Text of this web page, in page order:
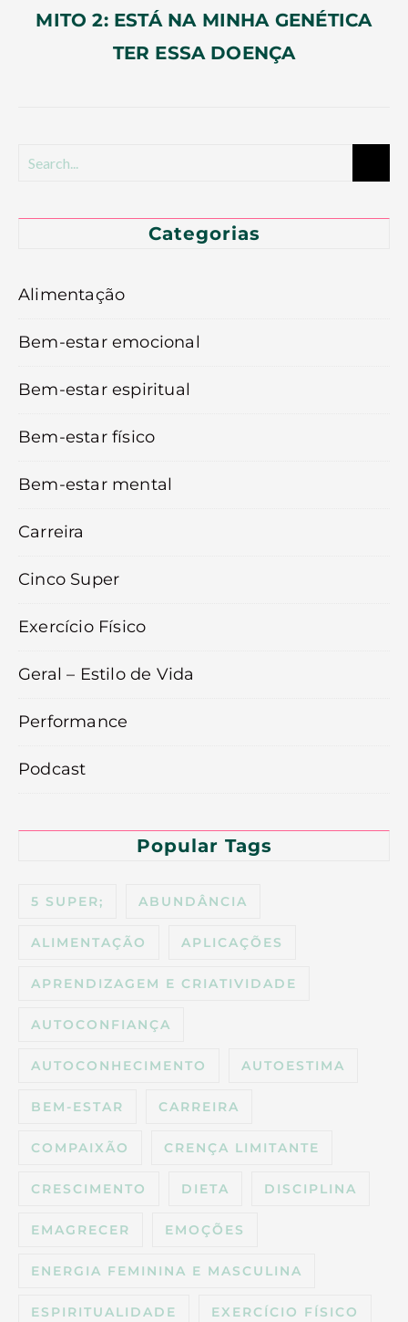
MITO 2: ESTÁ NA MINHA GENÉTICA
TER ESSA DOENÇA
Categorias
Alimentação
Bem-estar emocional
Bem-estar espiritual
Bem-estar físico
Bem-estar mental
Carreira
Cinco Super
Exercício Físico
Geral – Estilo de Vida
Performance
Podcast
Popular Tags
5 SUPER; ABUNDÂNCIA
ALIMENTAÇÃO APLICAÇÕES
APRENDIZAGEM E CRIATIVIDADE
AUTOCONFIANÇA
AUTOCONHECIMENTO AUTOESTIMA
BEM-ESTAR CARREIRA
COMPAIXÃO CRENÇA LIMITANTE
CRESCIMENTO DIETA DISCIPLINA
EMAGRECER EMOÇÕES
ENERGIA FEMININA E MASCULINA
ESPIRITUALIDADE EXERCÍCIO FÍSICO